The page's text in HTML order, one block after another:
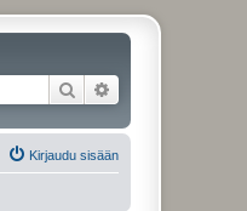
Etsi
Kirjaudu sisään